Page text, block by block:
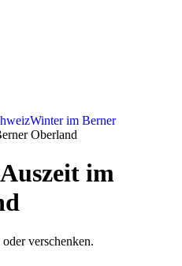
Winter im Berner
Oberland
im
verschenken.